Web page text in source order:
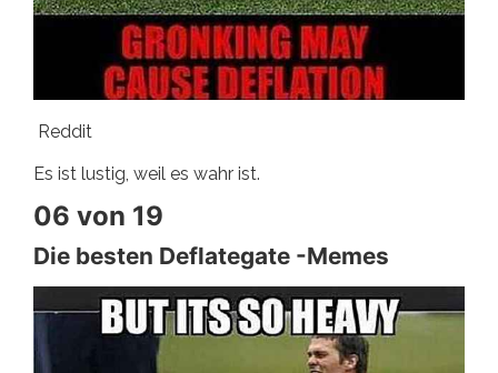
Reddit
Es ist lustig, weil es wahr ist.
06 von 19
Die besten Deflategate -Memes